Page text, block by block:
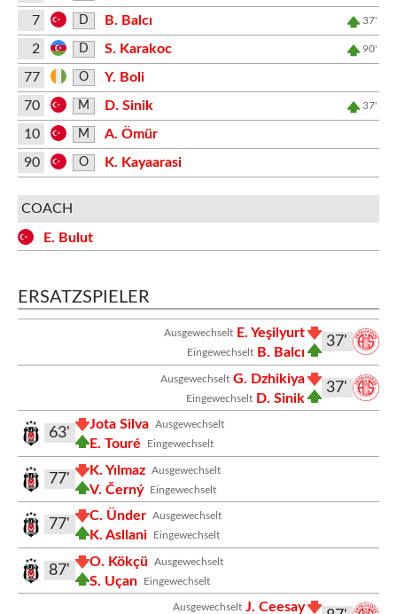
7 D B. Balcı 37'
2 D S. Karakoc 90'
77 O
Y. Boli
70
M D. Sinik 37'
10 M
A. Ömür
90
O K. Kayaarasi
COACH
E. Bulut
ERSATZSPIELER
37'
Ausgewechselt E. Yeşilyurt
Eingewechselt B. Balcı
37'
Ausgewechselt G. Dzhikiya
Eingewechselt D. Sinik
Ausgewechselt
Jota Silva
Eingewechselt
E. Touré
63'
Ausgewechselt
K. Yılmaz
Eingewechselt
V. Černý
77'
Ausgewechselt
C. Ünder
Eingewechselt
K. Asllani
77'
Ausgewechselt
O. Kökçü
Eingewechselt
S. Uçan
87'
Ausgewechselt J. Ceesay